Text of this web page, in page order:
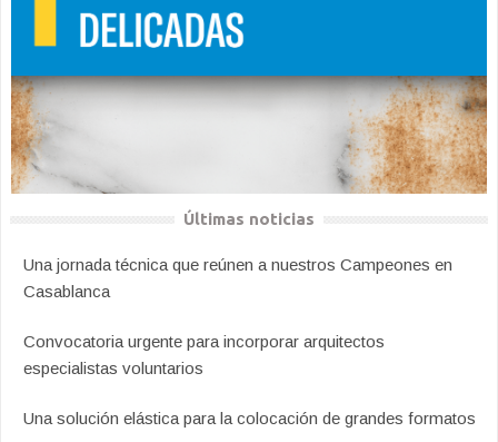
Últimas noticias
Una jornada técnica que reúnen a nuestros Campeones en
Casablanca
Convocatoria urgente para incorporar arquitectos
especialistas voluntarios
Una solución elástica para la colocación de grandes formatos